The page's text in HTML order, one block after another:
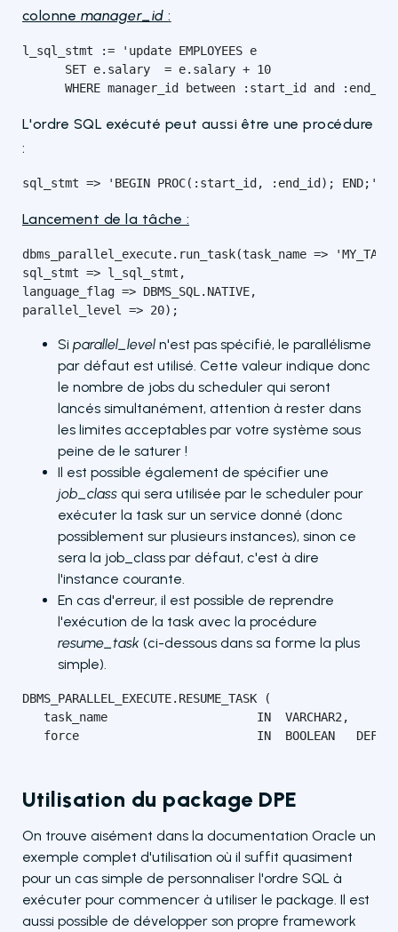
colonne manager_id:
l_sql_stmt := 'update EMPLOYEES e
      SET e.salary  = e.salary + 10
WHERE manager_id between :start_id and
L'ordre SQL exécuté peut aussi être une procédure
:
sql_stmt => 'BEGIN PROC(:start_id, :end_id); END;'
Lancement de la tâche :
dbms_parallel_execute.run_task(task_name =>
sql_stmt => l_sql_stmt,
language_flag => DBMS_SQL.NATIVE,
parallel_level => 20);
Si parallel_level n'est pas spécifié, le parallélisme
par défaut est utilisé. Cette valeur indique donc
le nombre de jobs du scheduler qui seront
lancés simultanément, attention à rester dans
les limites acceptables par votre système sous
peine de le saturer !
Il est possible également de spécifier une
job_class qui sera utilisée par le scheduler pour
exécuter la task sur un service donné (donc
possiblement sur plusieurs instances), sinon ce
sera la job_class par défaut, c'est à dire
l'instance courante.
En cas d'erreur, il est possible de reprendre
l'exécution de la task avec la procédure
resume_task (ci-dessous dans sa forme la plus
simple).
DBMS_PARALLEL_EXECUTE.RESUME_TASK (
   task_name                     IN  VARCHAR2,
force                         IN  BOOLEAN
Utilisation du package DPE
On trouve aisément dans la documentation Oracle un
exemple complet d'utilisation où il suffit quasiment
pour un cas simple de personnaliser l'ordre SQL à
exécuter pour commencer à utiliser le package. Il est
aussi possible de développer son propre framework